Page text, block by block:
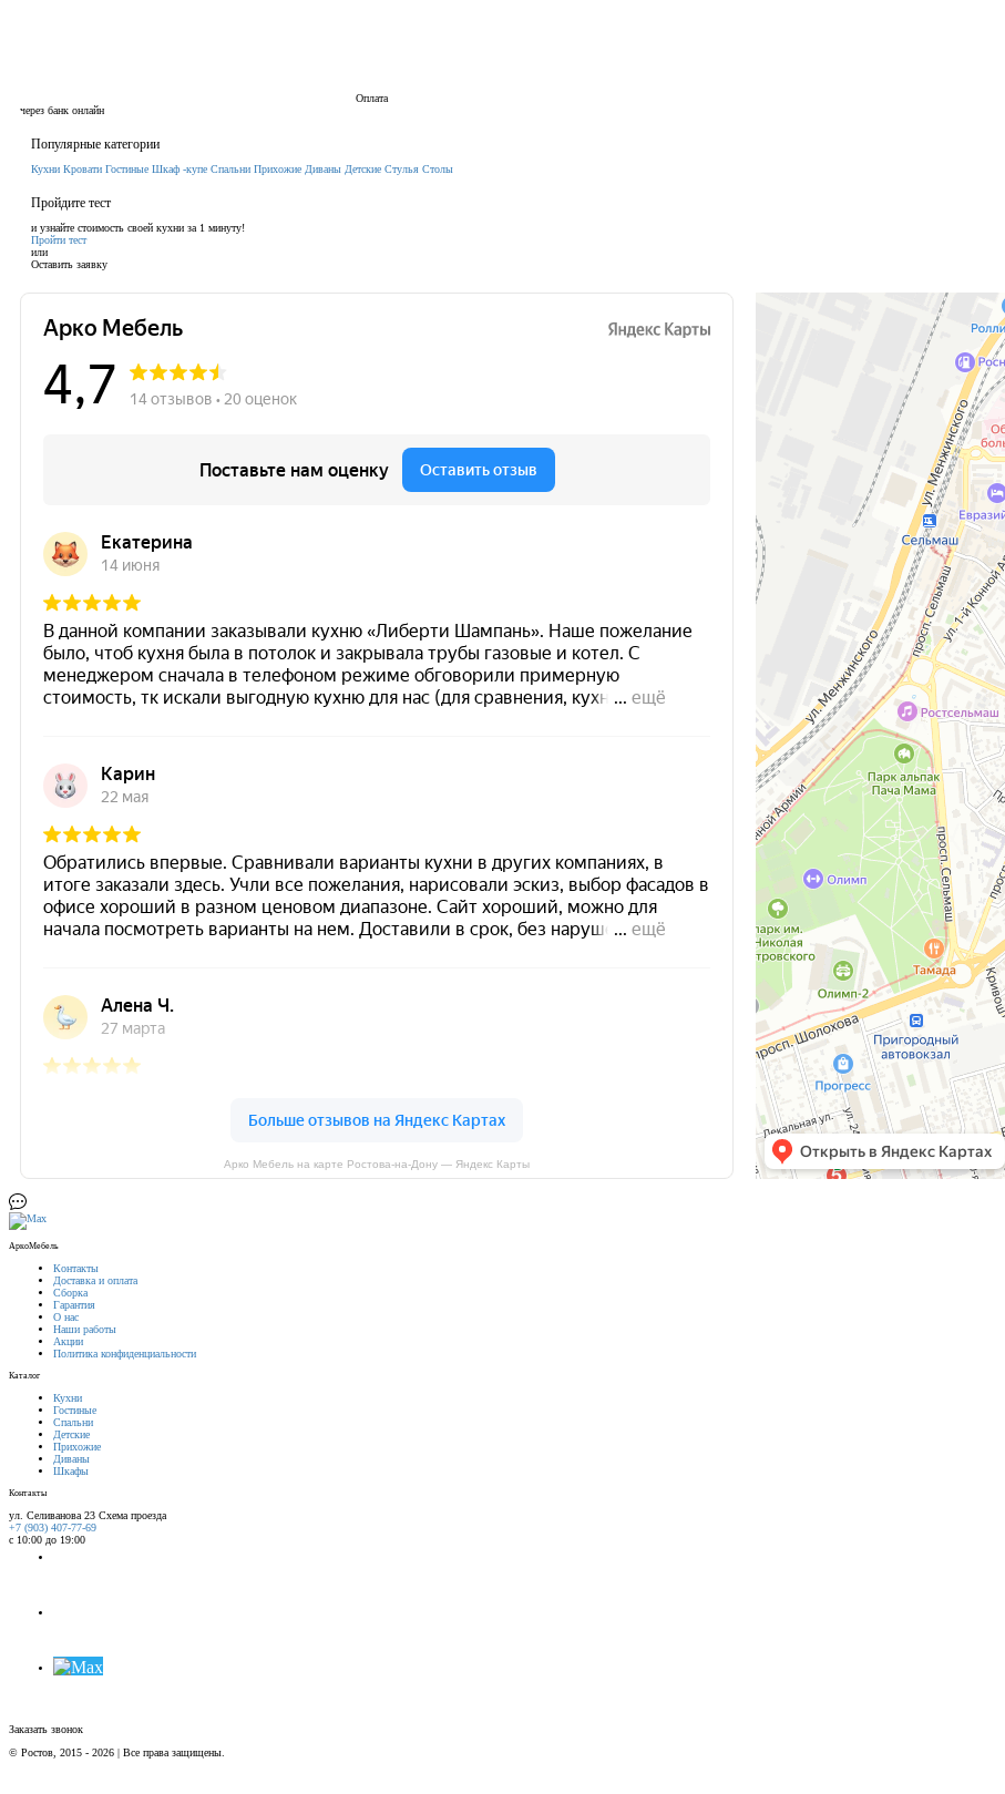
Оплата
через банк онлайн
Популярные категории
Кухни Кровати Гостиные Шкаф -купе Спальни Прихожие Диваны Детские Стулья Столы
Пройдите тест
и узнайте стоимость своей кухни за 1 минуту!
Пройти тест
или
Оставить заявку
Арко Мебель на карте Ростова-на-Дону — Яндекс Карты
АркоМебель
Контакты
Доставка и оплата
Сборка
Гарантия
О нас
Наши работы
Акции
Политика конфиденциальности
Каталог
Кухни
Гостиные
Спальни
Детские
Прихожие
Диваны
Шкафы
Контакты
ул. Селиванова 23 Схема проезда
+7 (903) 407-77-69
с 10:00 до 19:00
Заказать звонок
© Ростов, 2015 - 2026 | Все права защищены.